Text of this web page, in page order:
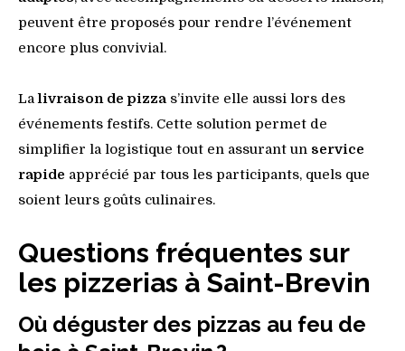
peuvent être proposés pour rendre l’événement
encore plus convivial.
Lalivraison de pizza s’invite elle aussi lors des
événements festifs. Cette solution permet de
simplifier la logistique tout en assurant un service
rapide apprécié par tous les participants, quels que
soient leurs goûts culinaires.
Questions fréquentes sur
les pizzerias à Saint-Brevin
Où déguster des pizzas au feu de